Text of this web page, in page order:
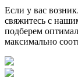
Если у вас
свяжитесь с
подберем
максимально